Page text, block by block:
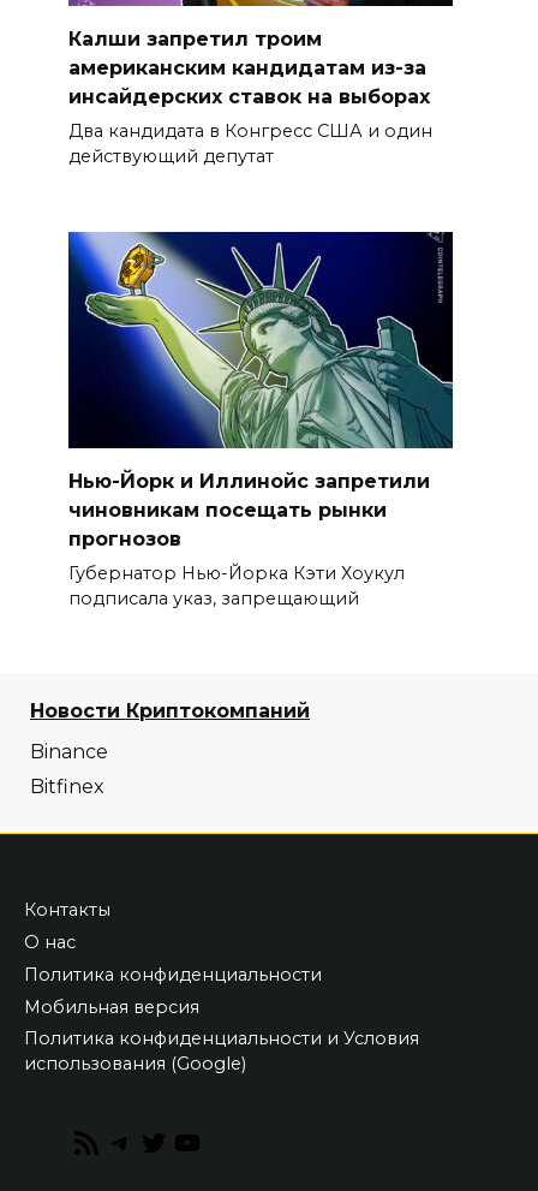
Калши запретил троим
американским кандидатам из-за
инсайдерских ставок на выборах
Два кандидата в Конгресс США и один
действующий депутат
Нью-Йорк и Иллинойс запретили
чиновникам посещать рынки
прогнозов
Губернатор Нью-Йорка Кэти Хоукул
подписала указ, запрещающий
Новости Криптокомпаний
Binance
Bitfinex
Контакты
О нас
Политика конфиденциальности
Мобильная версия
Политика конфиденциальности и Условия
использования (Google)
RSS
Telegram
Twitter